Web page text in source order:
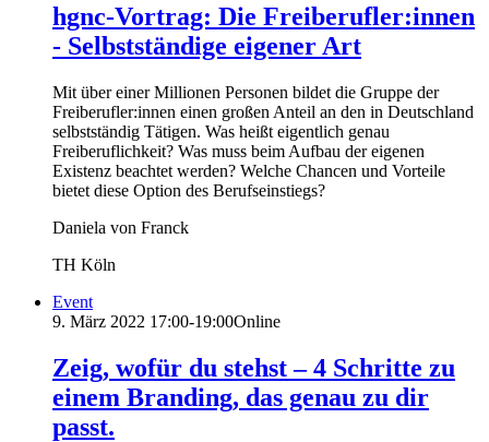
hgnc-Vortrag: Die Freiberufler:innen
- Selbstständige eigener Art
Mit über einer Millionen Personen bildet die Gruppe der
Freiberufler:innen einen großen Anteil an den in Deutschland
selbstständig Tätigen. Was heißt eigentlich genau
Freiberuflichkeit? Was muss beim Aufbau der eigenen
Existenz beachtet werden? Welche Chancen und Vorteile
bietet diese Option des Berufseinstiegs?
Daniela von Franck
TH Köln
Event
9. März 2022 17:00-19:00Online
Zeig, wofür du stehst – 4 Schritte zu
einem Branding, das genau zu dir
passt.